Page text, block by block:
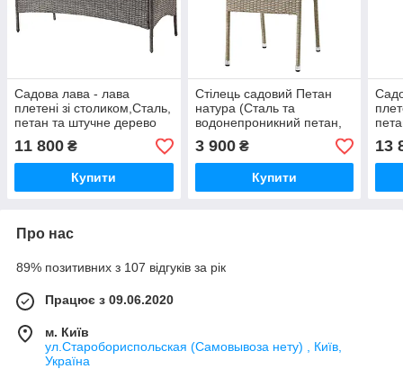
Садова лава - лава
плетені зі столиком,Сталь,
петан та штучне дерево
11 800 ₴
Купити
Стілець садовий Петан
натура (Сталь та
водонепроникний петан,
ручного плетіння.) натура,
buuba
3 900₴
Купити
13
Про нас
89% позитивних з 107 відгуків за рік
Працює з 09.06.2020
м. Київ
ул.Старобориспольская (Самовывоза нету) , Київ,
Україна